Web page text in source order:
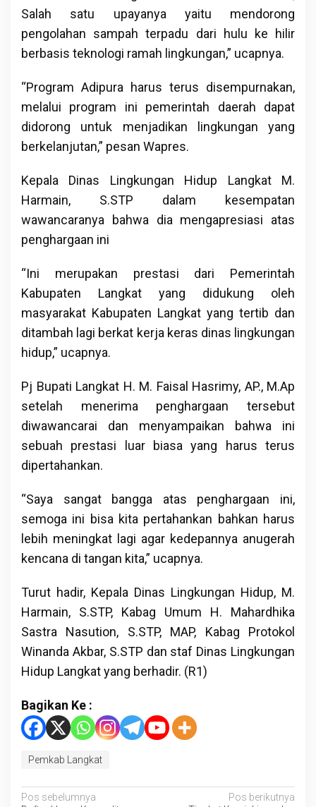
Salah satu upayanya yaitu mendorong
pengolahan sampah terpadu dari hulu ke hilir
berbasis teknologi ramah lingkungan,” ucapnya.
“Program Adipura harus terus disempurnakan,
melalui program ini pemerintah daerah dapat
didorong untuk menjadikan lingkungan yang
berkelanjutan,” pesan Wapres.
Kepala Dinas Lingkungan Hidup Langkat M.
Harmain, S.STP dalam kesempatan
wawancaranya bahwa dia mengapresiasi atas
penghargaan ini
“Ini merupakan prestasi dari Pemerintah
Kabupaten Langkat yang didukung oleh
masyarakat Kabupaten Langkat yang tertib dan
ditambah lagi berkat kerja keras dinas lingkungan
hidup,” ucapnya.
Pj Bupati Langkat H. M. Faisal Hasrimy, AP., M.Ap
setelah menerima penghargaan tersebut
diwawancarai dan menyampaikan bahwa ini
sebuah prestasi luar biasa yang harus terus
dipertahankan.
“Saya sangat bangga atas penghargaan ini,
semoga ini bisa kita pertahankan bahkan harus
lebih meningkat lagi agar kedepannya anugerah
kencana di tangan kita,” ucapnya.
Turut hadir, Kepala Dinas Lingkungan Hidup, M.
Harmain, S.STP, Kabag Umum H. Mahardhika
Sastra Nasution, S.STP, MAP, Kabag Protokol
Winanda Akbar, S.STP dan staf Dinas Lingkungan
Hidup Langkat yang berhadir. (R1)
Bagikan Ke :
Pemkab Langkat
Navigasi
Pos sebelumnya
Pos berikutnya